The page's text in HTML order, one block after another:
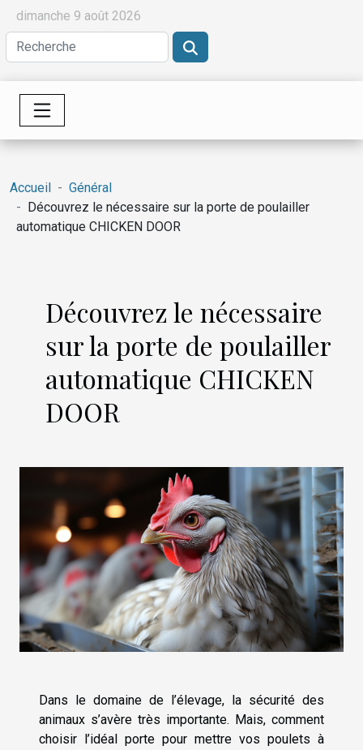
dimanche 9 août 2026
Accueil
Général
Découvrez le nécessaire sur la porte de poulailler
automatique CHICKEN DOOR
Découvrez le nécessaire
sur la porte de poulailler
automatique CHICKEN
DOOR
Dans le domaine de l’élevage, la sécurité des
animaux s’avère très importante. Mais, comment
choisir l’idéal porte pour mettre vos poulets à